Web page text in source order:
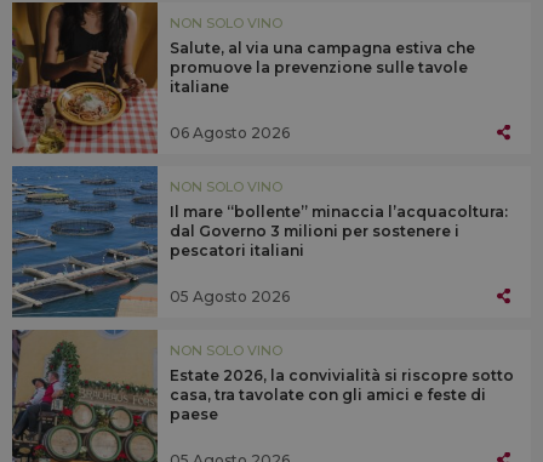
NON SOLO VINO
Salute, al via una campagna estiva che
promuove la prevenzione sulle tavole
italiane
06 Agosto 2026
NON SOLO VINO
Il mare “bollente” minaccia l’acquacoltura:
dal Governo 3 milioni per sostenere i
pescatori italiani
05 Agosto 2026
NON SOLO VINO
Estate 2026, la convivialità si riscopre sotto
casa, tra tavolate con gli amici e feste di
paese